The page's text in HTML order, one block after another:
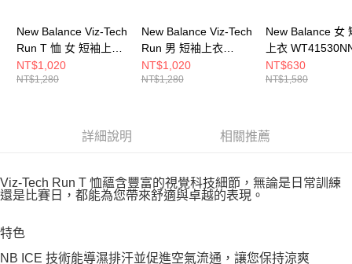
５．嚴禁一人註冊多個帳號或使用他人資訊註冊。若發現惡意使用之情形，
恩沛科技股份有限公司將有權停止該用戶之使用額度並採取法律行動。
New Balance Viz-Tech
Run T 恤 女 短袖上衣
WT61O6FOBK-F
NT$1,020
NT$1,280
New Balance Viz-Tech
Run 男 短袖上衣
MT61O0TKCOJ-F
NT$1,020
NT$1,280
New Balance 女
上衣
NT$630
NT$1,580
詳細說明 相關推薦
Viz-Tech Run T 恤蘊含豐富的視覺科技細節，無論是日常訓練
還是比賽日，都能為您帶來舒適與卓越的表現。
特色
NB ICE 技術能導濕排汗並促進空氣流通，讓您保持涼爽